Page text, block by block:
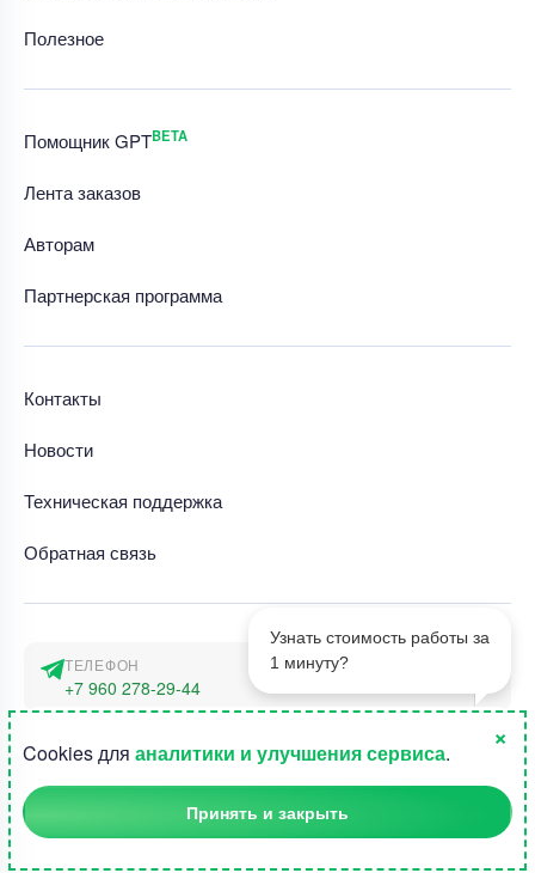
1
Узнать стоимость работы за
1 минуту?
Полезное
Помощник GPTBETA
Лента заказов
Авторам
Партнерская программа
Контакты
Новости
Техническая поддержка
Обратная связь
ТЕЛЕФОН
+7 960 278-29-44
г. Москва, наб. Тараса Шевченко 23а
©2015-2026, Студландия -
Cookies для аналитики и улучшения сервиса.
×
Принять и закрыть